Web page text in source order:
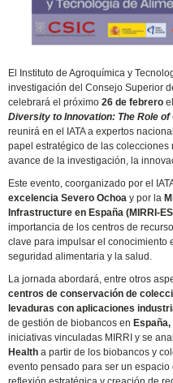
El Instituto de Agroquímica y
investigación del Consejo Superior
celebrará el próximo26 de febrero
Diversity to Innovation: The Role
reunirá en el IATA a expertos
papel estratégico de las colecciones
avance de la investigación, la
Este evento, coorganizado por el
excelencia Severo Ochoa y por la
Infrastructure en España (MIRRI-
importancia de los centros de
clave para impulsar el conocimiento
seguridad alimentaria y la salud.
La jornada abordará, entre otros
centros de conservación de
levaduras con aplicaciones
de gestión de biobancos en
iniciativas vinculadas MIRRI y se
Health a partir de los biobancos y
evento pensado para ser un